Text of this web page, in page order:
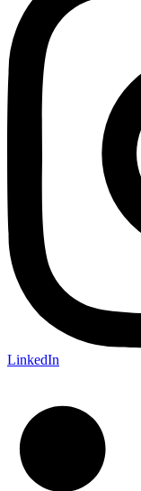
LinkedIn